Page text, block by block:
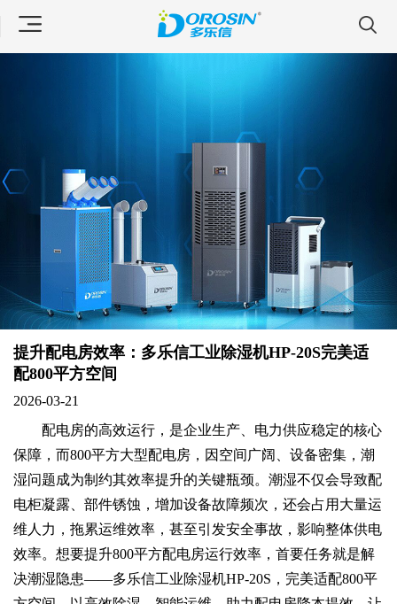
提升配电房效率：多乐信工业除湿机HP-20S完美适
配800平方空间
2026-03-21
配电房的高效运行，是企业生产、电力供应稳定的核心
保障，而800平方大型配电房，因空间广阔、设备密集，潮
湿问题成为制约其效率提升的关键瓶颈。潮湿不仅会导致配
电柜凝露、部件锈蚀，增加设备故障频次，还会占用大量运
维人力，拖累运维效率，甚至引发安全事故，影响整体供电
效率。想要提升800平方配电房运行效率，首要任务就是解
决潮湿隐患——多乐信工业除湿机HP-20S，完美适配800平